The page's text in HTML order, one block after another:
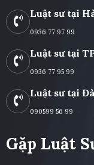
Luật sư tại
0936 77 97 99
Luật sư tại
0936 77 95 99
Luật sư tại
090599 56 99
Gặp Luật